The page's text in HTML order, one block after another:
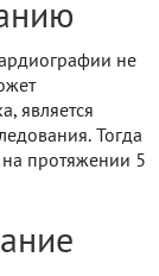
не
является
Тогда
протяжении 5